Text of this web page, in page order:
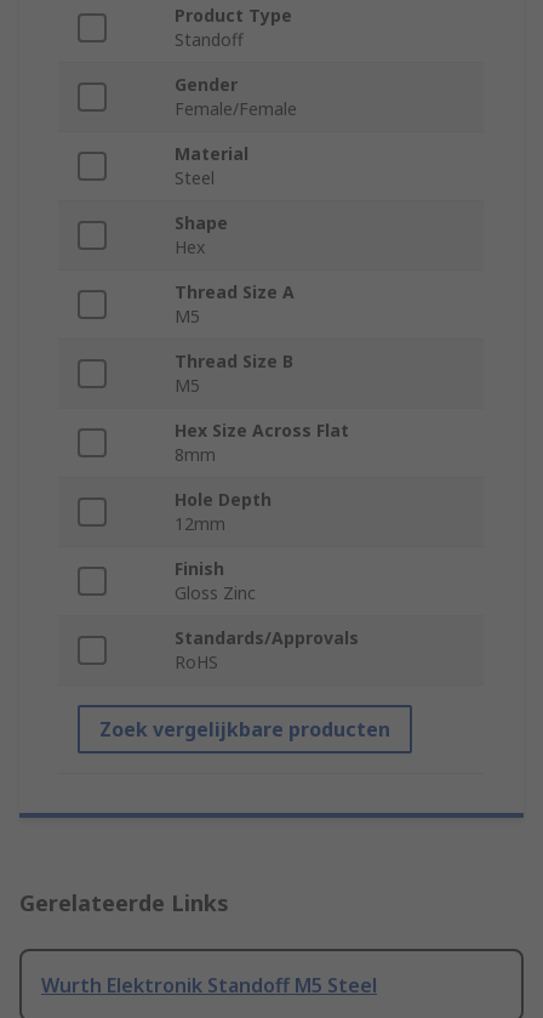
Product Type
Standoff
Gender
Female/Female
Material
Steel
Shape
Hex
Thread Size A
M5
Thread Size B
M5
Hex Size Across Flat
8mm
Hole Depth
12mm
Finish
Gloss Zinc
Standards/Approvals
RoHS
Zoek vergelijkbare producten
Gerelateerde Links
Wurth Elektronik Standoff M5 Steel